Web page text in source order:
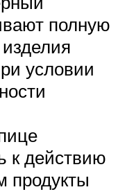
полную
условии
к действию
продукты